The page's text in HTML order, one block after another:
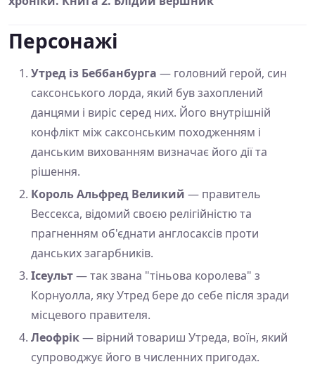
Персонажі
Утред із Беббанбурга — головний герой, син
саксонського лорда, який був захоплений
данцями і виріс серед них. Його внутрішній
конфлікт між саксонським походженням і
данським вихованням визначає його дії та
рішення.
Король Альфред Великий — правитель
Вессекса, відомий своєю релігійністю та
прагненням об'єднати англосаксів проти
данських загарбників.
Ісеульт— так звана "тіньова королева" з
Корнуолла, яку Утред бере до себе після зради
місцевого правителя.
Леофрік— вірний товариш Утреда, воїн, який
супроводжує його в численних пригодах.